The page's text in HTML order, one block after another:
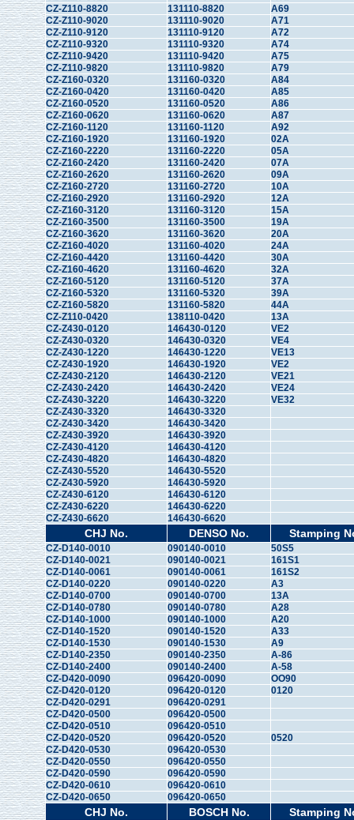
CZ-Z110-8820
131110-8820
A69
CZ-Z110-9020
131110-9020
A71
CZ-Z110-9120
131110-9120
A72
CZ-Z110-9320
131110-9320
A74
CZ-Z110-9420
131110-9420
A75
CZ-Z110-9820
131110-9820
A79
CZ-Z160-0320
131160-0320
A84
CZ-Z160-0420
131160-0420
A85
CZ-Z160-0520
131160-0520
A86
CZ-Z160-0620
131160-0620
A87
CZ-Z160-1120
131160-1120
A92
CZ-Z160-1920
131160-1920
02A
CZ-Z160-2220
131160-2220
05A
CZ-Z160-2420
131160-2420
07A
CZ-Z160-2620
131160-2620
09A
CZ-Z160-2720
131160-2720
10A
CZ-Z160-2920
131160-2920
12A
CZ-Z160-3120
131160-3120
15A
CZ-Z160-3500
131160-3500
19A
CZ-Z160-3620
131160-3620
20A
CZ-Z160-4020
131160-4020
24A
CZ-Z160-4420
131160-4420
30A
CZ-Z160-4620
131160-4620
32A
CZ-Z160-5120
131160-5120
37A
CZ-Z160-5320
131160-5320
39A
CZ-Z160-5820
131160-5820
44A
CZ-Z110-0420
138110-0420
13A
CZ-Z430-0120
146430-0120
VE2
CZ-Z430-0320
146430-0320
VE4
CZ-Z430-1220
146430-1220
VE13
CZ-Z430-1920
146430-1920
VE2
CZ-Z430-2120
146430-2120
VE21
CZ-Z430-2420
146430-2420
VE24
CZ-Z430-3220
146430-3220
VE32
CZ-Z430-3320
146430-3320
CZ-Z430-3420
146430-3420
CZ-Z430-3920
146430-3920
CZ-Z430-4120
146430-4120
CZ-Z430-4820
146430-4820
CZ-Z430-5520
146430-5520
CZ-Z430-5920
146430-5920
CZ-Z430-6120
146430-6120
CZ-Z430-6220
146430-6220
CZ-Z430-6620
146430-6620
CHJ No. DENSO No. Stamping
CZ-D140-0010 090140-0010
50S5
CZ-D140-0021
090140-0021
161S1
CZ-D140-0061
090140-0061
161S2
CZ-D140-0220
090140-0220
A3
CZ-D140-0700
090140-0700
13A
CZ-D140-0780
090140-0780
A28
CZ-D140-1000
090140-1000
A20
CZ-D140-1520
090140-1520
A33
CZ-D140-1530
090140-1530
A9
CZ-D140-2350
090140-2350
A-86
CZ-D140-2400
090140-2400
A-58
CZ-D420-0090
096420-0090
OO90
CZ-D420-0120
096420-0120
0120
CZ-D420-0291
096420-0291
CZ-D420-0500
096420-0500
CZ-D420-0510
096420-0510
CZ-D420-0520
096420-0520
0520
CZ-D420-0530
096420-0530
CZ-D420-0550
096420-0550
CZ-D420-0590
096420-0590
CZ-D420-0610
096420-0610
CZ-D420-0650
096420-0650
CHJ No. BOSCH No. Stamping